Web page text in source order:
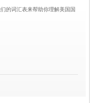
的词汇表来帮助你理解美国国